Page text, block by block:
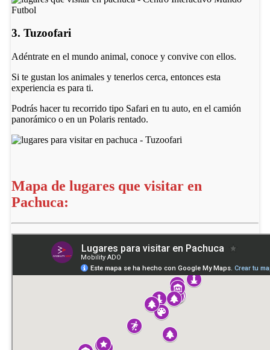
3. Tuzoofari
Adéntrate en el mundo animal, conoce y convive con ellos.
Si te gustan los animales y tenerlos cerca, entonces esta
experiencia es para ti.
Podrás hacer tu recorrido tipo Safari en tu auto, en el camión
panorámico o en un Polaris rentado.
Mapa de lugares que visitar en
Pachuca: